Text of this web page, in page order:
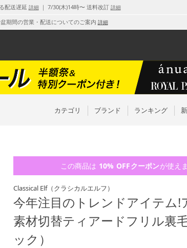
配送遅延 詳細｜ 7/30(木)14時〜 送料改訂 詳細
盆期間の営業・配送についてのご案内 詳細
カテゴリ ブランド ランキング
この商品は 10% OFFクーポンが使え
Classical Elf（クラシカルエルフ）
今年注目のトレンドアイテム!
素材切替ティアードフリル裏
ック）